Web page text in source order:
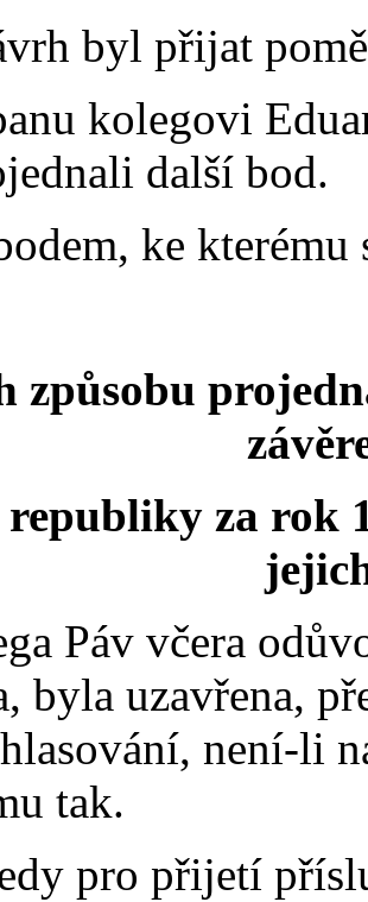
byl přijat
kolegovi
další bod.
ke
způsobu
republiky za rok
Páv včera
byla uzavřena,
není-li
tak.
pro přijetí